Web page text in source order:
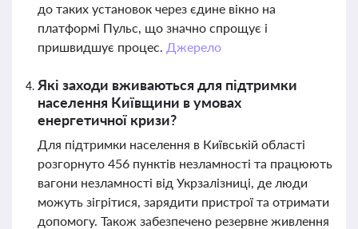
до таких установок через єдине вікно на
платформі Пульс, що значно спрощує і
пришвидшує процес. Джерело
Які заходи вживаються для підтримки
населення Київщини в умовах
енергетичної кризи?
Для підтримки населення в Київській області
розгорнуто 456 пунктів незламності та працюють
вагони незламності від Укрзалізниці, де люди
можуть зігрітися, зарядити пристрої та отримати
допомогу. Також забезпечено резервне живлення